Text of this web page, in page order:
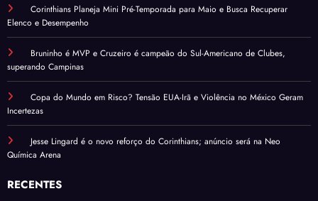
Corinthians Planeja Mini Pré-Temporada para Maio e Busca Recuperar
Elenco e Desempenho
Bruninho é MVP e Cruzeiro é campeão do Sul-Americano de Clubes,
superando Campinas
Copa do Mundo em Risco? Tensão EUA-Irã e Violência no México Geram
Incertezas
Jesse Lingard é o novo reforço do Corinthians; anúncio será na Neo
Química Arena
RECENTES